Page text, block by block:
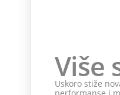
Više
Uskoro stiže